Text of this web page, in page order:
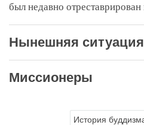
был недавно отреставрирован
Нынешняя ситуация
Миссионеры
История